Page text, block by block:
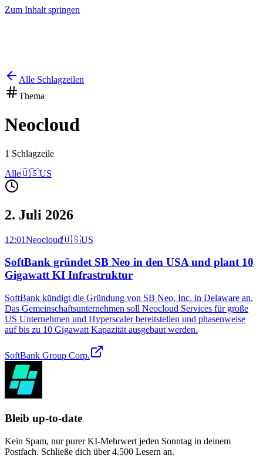
Zum Inhalt springen
Alle Schlagzeilen
Thema
Neocloud
1 Schlagzeile
Alle🇺🇸US
2. Juli 2026
12:01Neocloud🇺🇸US
SoftBank gründet SB Neo in den USA und plant 10
Gigawatt KI Infrastruktur
SoftBank kündigt die Gründung von SB Neo, Inc. in Delaware an.
Das Gemeinschaftsunternehmen soll Neocloud Services für große
US Unternehmen und Hyperscaler bereitstellen und phasenweise
auf bis zu 10 Gigawatt Kapazität ausgebaut werden.
SoftBank Group Corp.
Bleib up-to-date
Kein Spam, nur purer KI-Mehrwert jeden Sonntag in deinem
Postfach. Schließe dich über4.500 Lesern an.